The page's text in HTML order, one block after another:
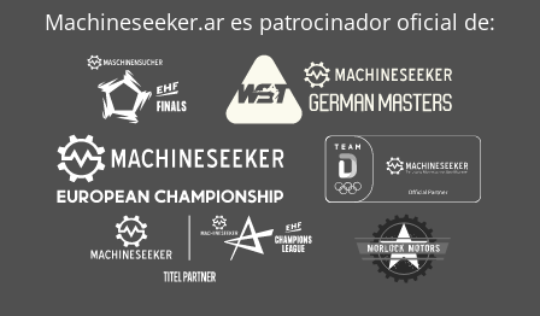
Machineseeker.ar es patrocinador oficial de: